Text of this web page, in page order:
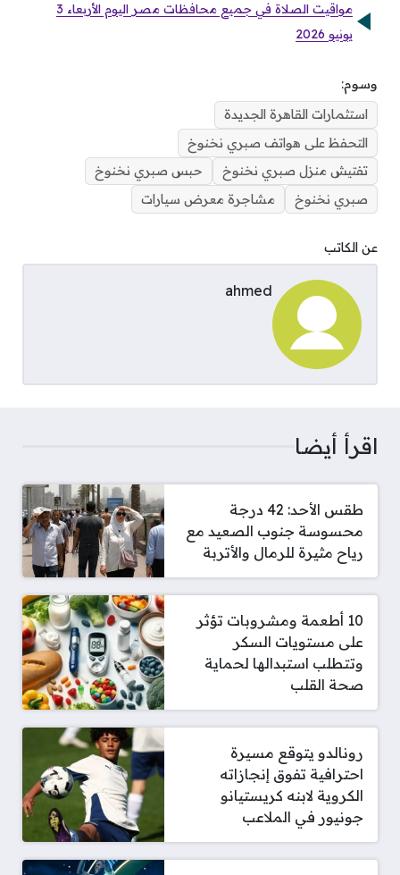
مواقيت الصلاة في جميع محافظات مصر اليوم الأربعاء 3
يونيو 2026
وسوم:
استثمارات القاهرة الجديدة
التحفظ على هواتف صبري نخنوخ
تفتيش منزل صبري نخنوخ
حبس صبري نخنوخ
صبري نخنوخ
مشاجرة معرض سيارات
عن الكاتب
ahmed
اقرأ أيضا
طقس الأحد: 42 درجة
محسوسة جنوب الصعيد مع
رياح مثيرة للرمال والأتربة
10 أطعمة ومشروبات تؤثر
على مستويات السكر
وتتطلب استبدالها لحماية
صحة القلب
رونالدو يتوقع مسيرة
احترافية تفوق إنجازاته
الكروية لابنه كريستيانو
جونيور في الملاعب